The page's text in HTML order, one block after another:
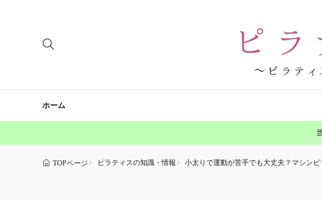
ホーム
TOPページ ピラティスの知識・情報 小太りで運動が苦手でも大丈夫？マシン